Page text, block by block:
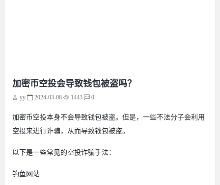
加密币空投会导致钱包被盗吗？
yy 2024-03-08 1443 0
加密币空投本身不会导致钱包被盗。但是，一些不法分子会利用
空投来进行诈骗，从而导致钱包被盗。
以下是一些常见的空投诈骗手法：
钓鱼网站